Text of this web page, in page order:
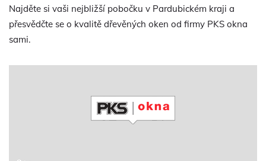
Najděte si vaši nejbližší pobočku v Pardubickém kraji a
přesvědčte se o kvalitě dřevěných oken od firmy PKS okna
sami.